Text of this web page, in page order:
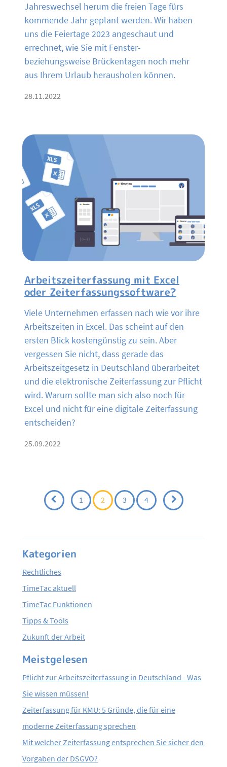
Jahreswechsel herum die freien Tage fürs
kommende Jahr geplant werden. Wir haben
uns die Feiertage 2023 angeschaut und
errechnet, wie Sie mit Fenster-
beziehungsweise Brückentagen noch mehr
aus Ihrem Urlaub herausholen können.
28.11.2022
Arbeitszeiterfassung mit Excel
oder Zeiterfassungssoftware?
Viele Unternehmen erfassen nach wie vor ihre
Arbeitszeiten in Excel. Das scheint auf den
ersten Blick kostengünstig zu sein. Aber
vergessen Sie nicht, dass gerade das
Arbeitszeitgesetz in Deutschland überarbeitet
und die elektronische Zeiterfassung zur Pflicht
wird. Warum sollte man sich also noch für
Excel und nicht für eine digitale Zeiterfassung
entscheiden?
25.09.2022
t
r
a
g
s
-
N
v
i
g
a
t
i
o
1 2 3 4
Kategorien
Rechtliches
TimeTac aktuell
TimeTac Funktionen
Tipps & Tools
Zukunft der Arbeit
Meistgelesen
Pflicht zur Arbeitszeiterfassung in Deutschland - Was
Sie wissen müssen!
Zeiterfassung für KMU: 5 Gründe, die für eine
moderne Zeiterfassung sprechen
Mit welcher Zeiterfassung entsprechen Sie sicher den
Vorgaben der DSGVO?